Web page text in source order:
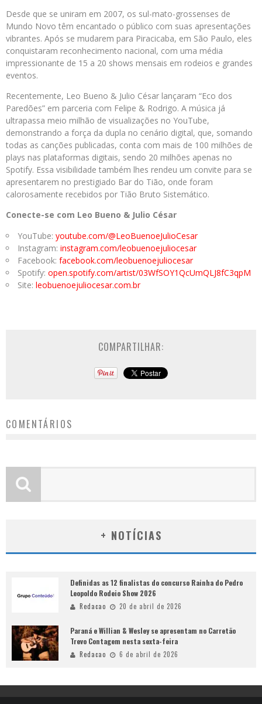
Desde que se uniram em 2007, os sul-mato-grossenses de
Mundo Novo têm encantado o público com suas apresentações
vibrantes. Após se mudarem para Piracicaba, em São Paulo, eles
conquistaram reconhecimento nacional, com uma média
impressionante de 15 a 20 shows mensais em rodeios e grandes
eventos.
Recentemente, Leo Bueno & Julio César lançaram “Eco dos
Paredões” em parceria com Felipe & Rodrigo. A música já
ultrapassa meio milhão de visualizações no YouTube,
demonstrando a força da dupla no cenário digital, que, somando
todas as canções publicadas, conta com mais de 100 milhões de
plays nas plataformas digitais, sendo 20 milhões apenas no
Spotify. Essa visibilidade também lhes rendeu um convite para se
apresentarem no prestigiado Bar do Tião, onde foram
calorosamente recebidos por Tião Bruto Sistemático.
Conecte-se com Leo Bueno & Julio César
YouTube: youtube.com/@LeoBuenoeJulioCesar
Instagram: instagram.com/leobuenoejuliocesar
Facebook: facebook.com/leobuenoejuliocesar
Spotify: open.spotify.com/artist/03WfSOY1QcUmQLJ8fC3qpM
Site: leobuenoejuliocesar.com.br
COMPARTILHAR:
COMENTÁRIOS
+ NOTÍCIAS
Definidas as 12 finalistas do concurso Rainha do Pedro
Leopoldo Rodeio Show 2026
Redacao 20 de abril de 2026
Paraná e Willian & Wesley se apresentam no Carretão
Trevo Contagem nesta sexta-feira
Redacao 6 de abril de 2026